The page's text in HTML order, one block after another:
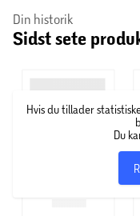
Wellexir er en dansk
Din historik
Sidst sete
Hvis du tillader
Du